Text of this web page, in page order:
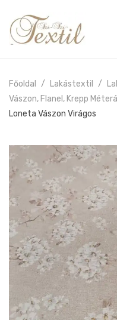
Főoldal Lakástextil
Vászon, Flanel, Krepp
Loneta Vászon Virágos